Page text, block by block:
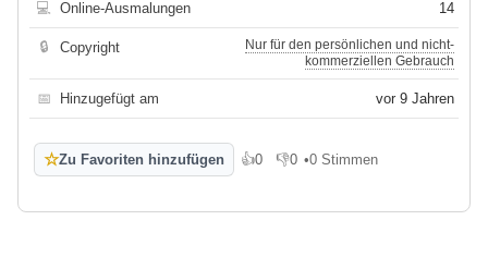
💻 Online-Ausmalungen 14
🔒 Copyright
Nur für den persönlichen und nicht-
kommerziellen Gebrauch
📅 Hinzugefügt am vor 9 Jahren
☆Zu Favoriten hinzufügen 👍0
Gefällt mir
👎0
Gefällt mir nicht
•0 Stimmen